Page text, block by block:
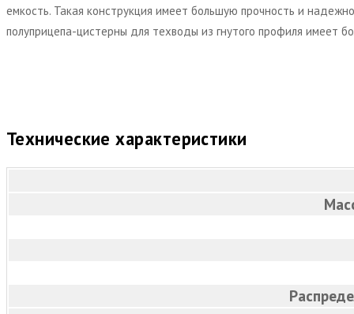
емкость. Такая конструкция имеет большую прочность и
полуприцепа-цистерны для техводы из гнутого профиля имеет
Технические характеристики